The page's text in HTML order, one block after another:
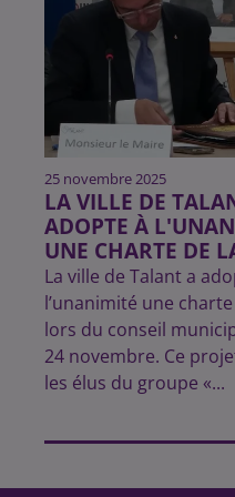
25 novembre 2025
LA VILLE DE
ADOPTE À
UNE CHARTE DE
La ville de Talant a
l’unanimité une
lors du conseil
24 novembre. Ce
les élus du groupe «...